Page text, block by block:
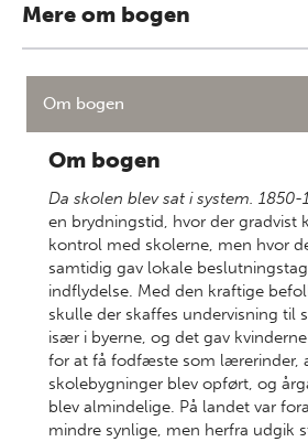
Mere om bogen
Om bogen
Om bogen
Da skolen blev sat i system. 1850-
en brydningstid, hvor der gradvist
kontrol med skolerne, men hvor
samtidig gav lokale
indflydelse. Med den kraftige
skulle der skaffes undervisning til
især i byerne, og det gav
for at få fodfæste som lærerinder,
skolebygninger blev opført, og
blev almindelige. På landet var
mindre synlige, men herfra udgik